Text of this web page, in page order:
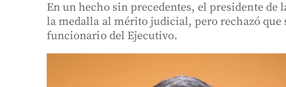
En un hecho sin precedentes, el presidente
la medalla al mérito judicial, pero rechazó que
funcionario del Ejecutivo.